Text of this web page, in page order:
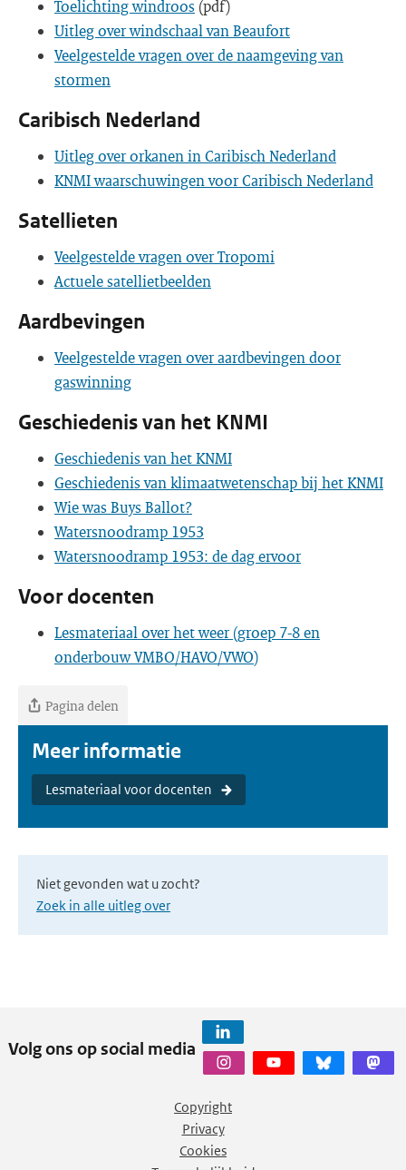
Toelichting windroos (pdf)
Uitleg over windschaal van Beaufort
Veelgestelde vragen over de naamgeving van
stormen
Caribisch Nederland
Uitleg over orkanen in Caribisch Nederland
KNMI waarschuwingen voor Caribisch Nederland
Satellieten
Veelgestelde vragen over Tropomi
Actuele satellietbeelden
Aardbevingen
Veelgestelde vragen over aardbevingen door
gaswinning
Geschiedenis van het KNMI
Geschiedenis van het KNMI
Geschiedenis van klimaatwetenschap bij het KNMI
Wie was Buys Ballot?
Watersnoodramp 1953
Watersnoodramp 1953: de dag ervoor
Voor docenten
Lesmateriaal over het weer (groep 7-8 en
onderbouw VMBO/HAVO/VWO)
Pagina delen
Meer informatie
Lesmateriaal voor docenten
Niet gevonden wat u zocht?
Zoek in alle uitleg over
Volg ons op social media
Copyright
Privacy
Cookies